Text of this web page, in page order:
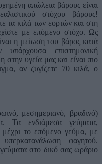
απώλεια βάρους είναι
στόχου βάρους!
τα κιλά των εορτών και στη
με επόμενο στόχο. Ως
η μείωση του βάρος κατά
επιστημονική
στην υγεία μας και είναι πιο
αν ζυγίζετε 70 κιλά, ο
μεσημεριανό, βραδινό)
Τα ενδιάμεσα γεύματα,
μέχρι το επόμενο γεύμα, με
φαγητού.
στο δικό σας ωράριο